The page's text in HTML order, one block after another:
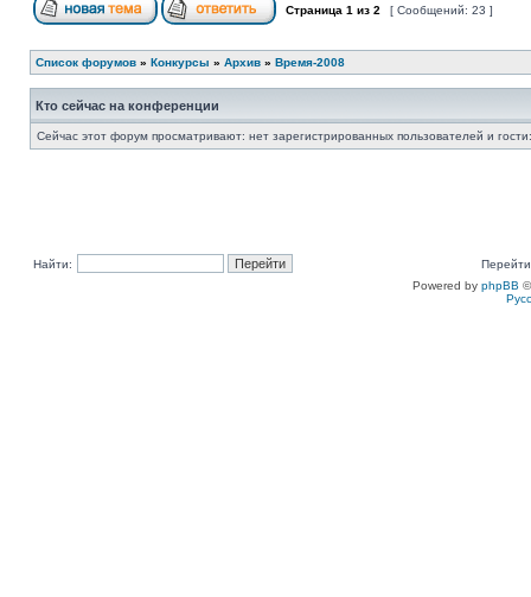
Страница 1 из 2 [ Сообщений: 23 ]
Список форумов » Конкурсы » Архив » Время-2008
Кто сейчас на конференции
Сейчас этот форум просматривают: нет зарегистрированных пользователей и
Найти:
Powered by phpBB